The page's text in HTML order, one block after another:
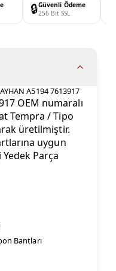
🔒Güvenli Ödeme
256 Bit SSL
A5194 7613917
OEM numaralı
Tempra / Tipo
üretilmiştir.
uygun
Parça
Bantları